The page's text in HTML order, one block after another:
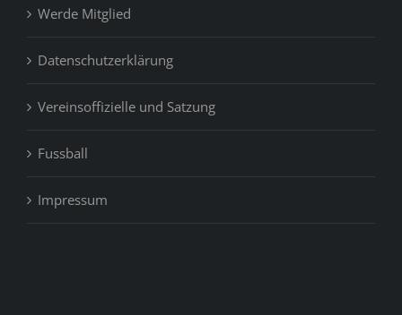
Werde Mitglied
Datenschutzerklärung
Vereinsoffizielle und Satzung
Fussball
Impressum